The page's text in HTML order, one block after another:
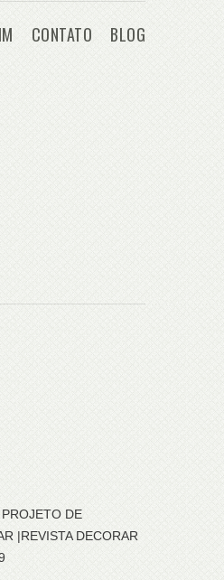
CONTATO BLOG
DE
|REVISTA DECORAR